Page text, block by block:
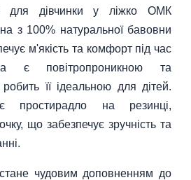
для дівчинки у ліжко ОМК
з 100% натуральної бавовни
м'якість та комфорт під час
є повітропроникною та
її ідеальною для дітей.
простирадло на резинці,
що забезпечує зручність та
стане чудовим доповненням до